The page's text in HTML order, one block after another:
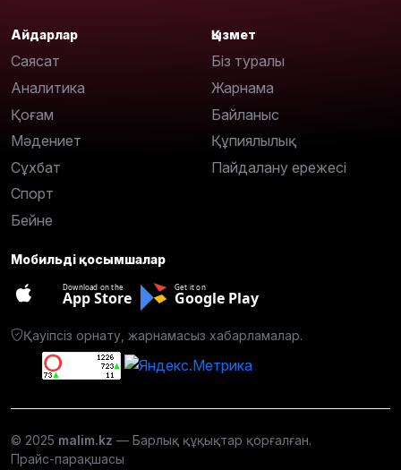
Айдарлар
Саясат
Аналитика
Қоғам
Мәдениет
Сұхбат
Спорт
Бейне
Қызмет
Біз туралы
Жарнама
Байланыс
Құпиялылық
Пайдалану ережесі
Мобильді қосымшалар
Download on the
App Store
Get it on
Google Play
Қауіпсіз орнату, жарнамасыз хабарламалар.
© 2025 malim.kz — Барлық құқықтар қорғалған.
Прайс-парақшасы